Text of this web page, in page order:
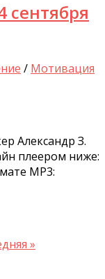
сентября
/ Мотивация
Александр З.
плеером ниже:
MP3:
»